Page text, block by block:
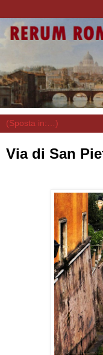
Via di San